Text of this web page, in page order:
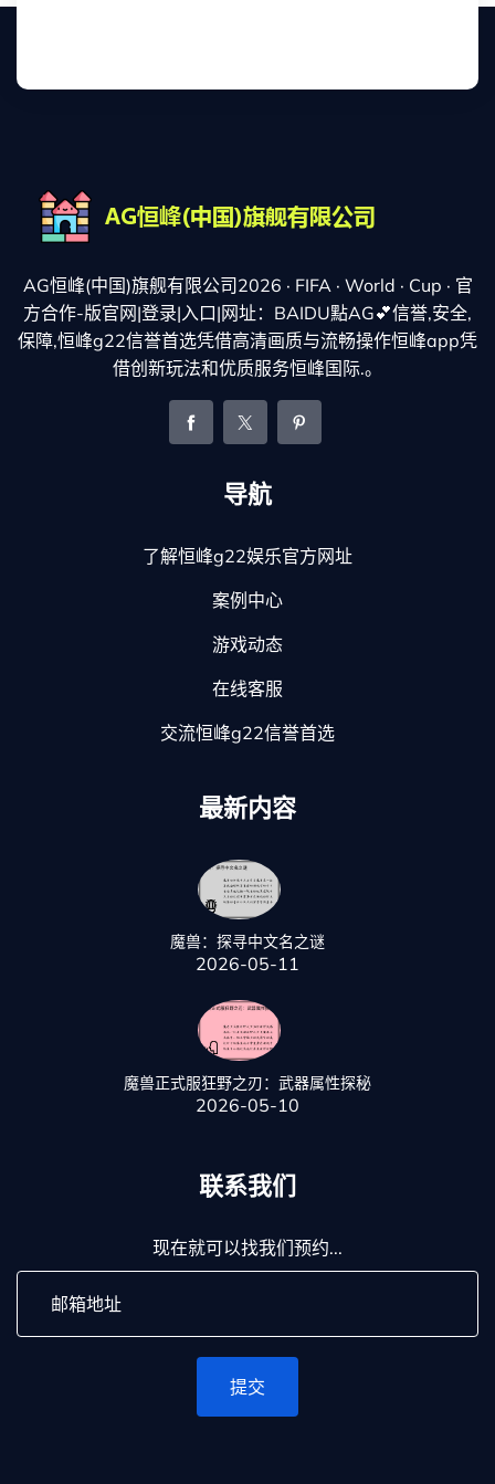
AG恒峰(中国)旗舰有限公司2026 · FIFA · World · Cup · 官
方合作-版官网|登录|入口|网址：BAIDU點AG💕信誉,安全,
保障,恒峰g22信誉首选凭借高清画质与流畅操作恒峰app凭
借创新玩法和优质服务恒峰国际.。
导航
了解恒峰g22娱乐官方网址
案例中心
游戏动态
在线客服
交流恒峰g22信誉首选
最新内容
魔兽：探寻中文名之谜
2026-05-11
魔兽正式服狂野之刃：武器属性探秘
2026-05-10
联系我们
现在就可以找我们预约...
提交